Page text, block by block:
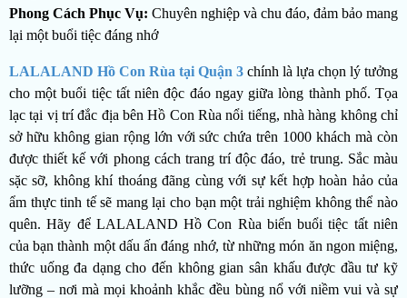
Phong Cách Phục Vụ: Chuyên nghiệp và chu đáo, đảm bảo mang
lại một buổi tiệc đáng nhớ
LALALAND Hồ Con Rùa tại Quận 3 chính là lựa chọn lý tưởng
cho một buổi tiệc tất niên độc đáo ngay giữa lòng thành phố. Tọa
lạc tại vị trí đắc địa bên Hồ Con Rùa nổi tiếng, nhà hàng không chỉ
sở hữu không gian rộng lớn với sức chứa trên 1000 khách mà còn
được thiết kế với phong cách trang trí độc đáo, trẻ trung. Sắc màu
sặc sỡ, không khí thoáng đãng cùng với sự kết hợp hoàn hảo của
ẩm thực tinh tế sẽ mang lại cho bạn một trải nghiệm không thể nào
quên.Hãy để LALALAND Hồ Con Rùa biến buổi tiệc tất niên
của bạn thành một dấu ấn đáng nhớ, từ những món ăn ngon miệng,
thức uống đa dạng cho đến không gian sân khấu được đầu tư kỹ
lưỡng – nơi mà mọi khoảnh khắc đều bùng nổ với niềm vui và sự